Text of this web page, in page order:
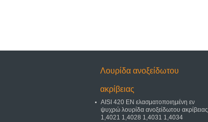
Λουρίδα ανοξείδωτου
ακρίβειας
AISI 420 EN ελασματοποιημένη εν
ψυχρώ λουρίδα ανοξείδωτου ακρίβειας
1,4021 1,4028 1,4031 1,4034